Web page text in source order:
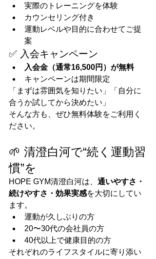
実際のトレーニングを体験
カウンセリング付き
運動レベルや目的に合わせてご提
案
✅ 入会キャンペーン
入会金（通常16,500円）が無料
キャンペーンは期間限定
「まずは雰囲気を知りたい」「自分に
合うか試してから決めたい」
そんな方も、ぜひ無料体験をご利用く
ださい。
🌱 清澄白河で“続く運動習
慣”を
HOPE GYM清澄白河は、 通いやすさ・
続けやすさ・効果実感を大切にしてい
ます。
運動が久しぶりの方
20〜30代の会社員の方
40代以上で健康目的の方
それぞれのライフスタイルに寄り添い